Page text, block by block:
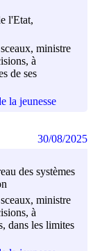
l'Etat,
ministre
à
de ses
la jeunesse
des systèmes
ministre
à
dans les limites
30/08/2025